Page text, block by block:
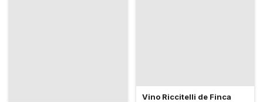
Vino Riccitelli de Finca